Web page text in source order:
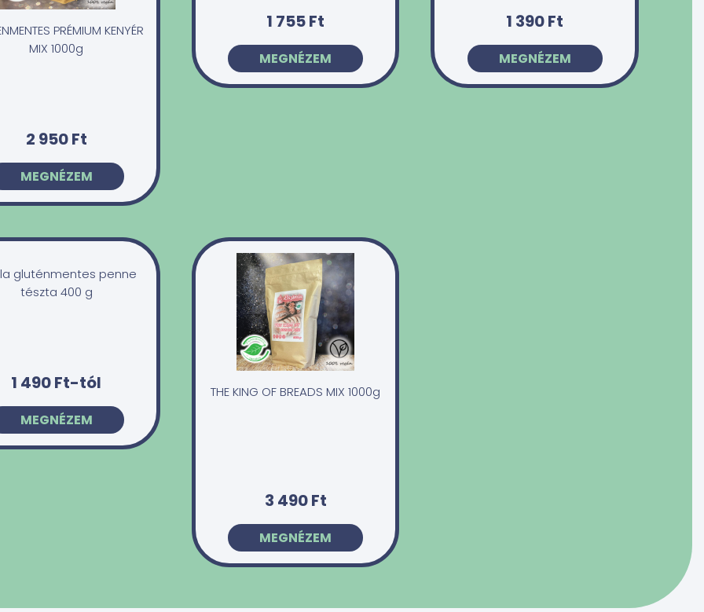
PRÉMIUM KENYÉR
MIX 1000g
2 950 Ft
MEGNÉZEM
1 755 Ft
MEGNÉZEM
1 390 Ft
MEGNÉZEM
gluténmentes penne
tészta 400 g
1 490 Ft-tól
MEGNÉZEM
THE KING OF BREADS MIX 1000g
3 490 Ft
MEGNÉZEM